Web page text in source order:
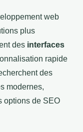
web
plus
des interfaces
rapide
des
modernes,
options de SEO